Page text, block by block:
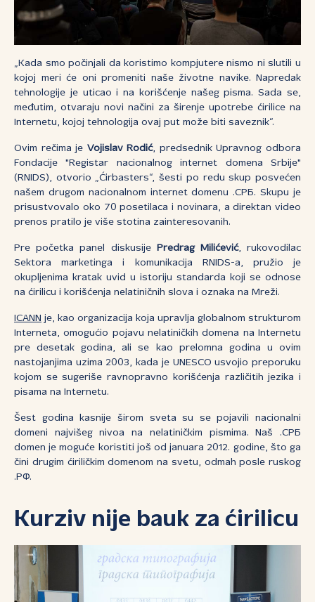
„Kada smo počinjali da koristimo kompjutere nismo ni slutili u
kojoj meri će oni promeniti naše životne navike. Napredak
tehnologije je uticao i na korišćenje našeg pisma. Sada se,
međutim, otvaraju novi načini za širenje upotrebe ćirilice na
Internetu, kojoj tehnologija ovaj put može biti saveznik“.
Ovim rečima je Vojislav Rodić, predsednik Upravnog odbora
Fondacije "Registar nacionalnog internet domena Srbije"
(RNIDS), otvorio „Ćirbasters“, šesti po redu skup posvećen
našem drugom nacionalnom internet domenu .СРБ. Skupu je
prisustvovalo oko 70 posetilaca i novinara, a direktan video
prenos pratilo je više stotina zainteresovanih.
Pre početka panel diskusije Predrag Milićević, rukovodilac
Sektora marketinga i komunikacija RNIDS-a, pružio je
okupljenima kratak uvid u istoriju standarda koji se odnose
na ćirilicu i korišćenja nelatiničnih slova i oznaka na Mreži.
ICANN je, kao organizacija koja upravlja globalnom strukturom
Interneta, omogućio pojavu nelatiničkih domena na Internetu
pre desetak godina, ali se kao prelomna godina u ovim
nastojanjima uzima 2003, kada je UNESCO usvojio preporuku
kojom se sugeriše ravnopravno korišćenja različitih jezika i
pisama na Internetu.
Šest godina kasnije širom sveta su se pojavili nacionalni
domeni najvišeg nivoa na nelatiničkim pismima. Naš .СРБ
domen je moguće koristiti još od januara 2012. godine, što ga
čini drugim ćiriličkim domenom na svetu, odmah posle ruskog
.РФ.
Kurziv nije bauk za ćirilicu